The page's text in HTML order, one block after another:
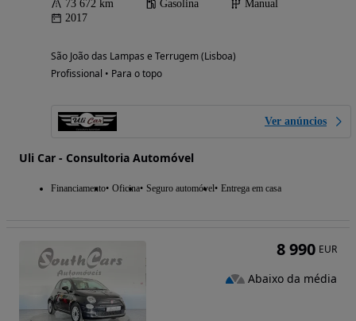
73 672 km Gasolina
Manual
2017
São João das Lampas e Terrugem (Lisboa)
Profissional • Para o topo
Ver anúncios
Uli Car - Consultoria Automóvel
Financiamento Oficina Seguro automóvel Entrega em casa
8 990 EUR
Abaixo da média